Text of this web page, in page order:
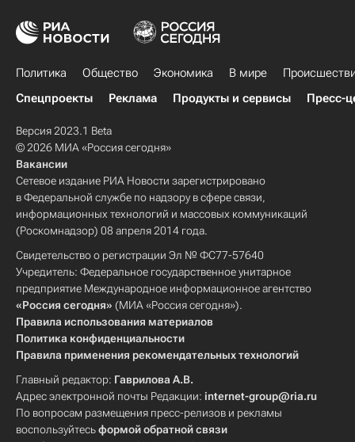
Политика Общество Экономика В мире
Спецпроекты
Реклама Продукты и сервисы Пресс-
Версия 2023.1 Beta
© 2026 МИА «Россия сегодня»
Вакансии
Сетевое издание РИА Новости зарегистрировано
в Федеральной службе по надзору в сфере связи,
информационных технологий и массовых коммуникаций
(Роскомнадзор) 08 апреля 2014 года.
Свидетельство о регистрации Эл № ФС77-57640
Учредитель: Федеральное государственное унитарное
предприятие Международное информационное агентство
«Россия сегодня» (МИА «Россия сегодня»).
Правила использования материалов
Политика конфиденциальности
Правила применения рекомендательных технологий
Главный редактор: Гаврилова А.В.
Адрес электронной почты Редакции: internet-group@ria.ru
По вопросам размещения пресс-релизов и рекламы
воспользуйтесьформой обратной связи